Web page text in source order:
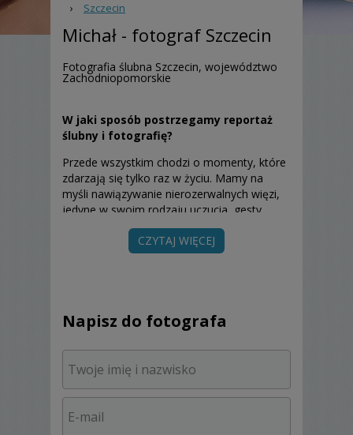
›
Szczecin
Michał - fotograf Szczecin
Fotografia ślubna Szczecin, województwo
Zachodniopomorskie
W jaki sposób postrzegamy reportaż
ślubny i fotografię?
Przede wszystkim chodzi o momenty, które
zdarzają się tylko raz w życiu. Mamy na
myśli nawiązywanie nierozerwalnych więzi,
jedyne w swoim rodzaju uczucia, gesty,
emocje, a wszystko to w oryginalnej narracji
w ramach reportażu ślubnego. Ponadto
ważne dla nas jest, aby nie ingerować w ich
fotografii ślubnej?
Szczęście, radość i emocje! Nasza praca
przypomina trochę rolę podróżnika w czasie.
CZYTAJ WIĘCEJ
Napisz do fotografa